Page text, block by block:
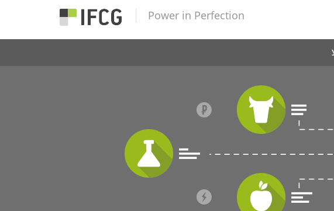
Power in Perfection